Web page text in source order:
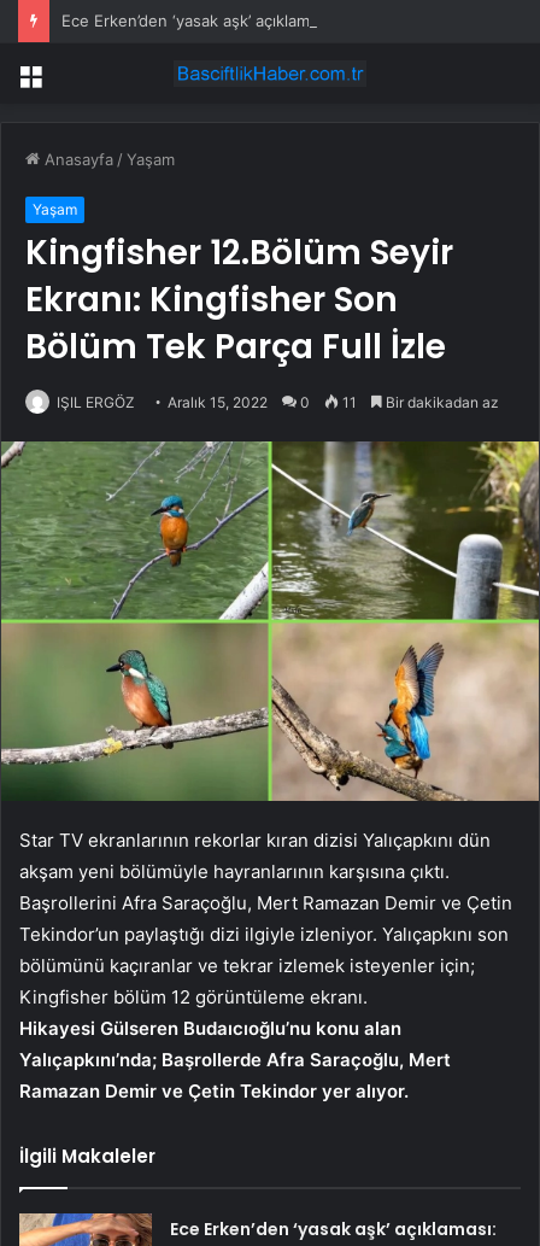
Menü
Anasayfa /Yaşam
Yaşam
Kingfisher 12.Bölüm Seyir
Ekranı: Kingfisher Son
Bölüm Tek Parça Full İzle
IŞIL ERGÖZ Aralık 15, 2022 0 11 Bir dakikadan az
Star TV ekranlarının rekorlar kıran dizisi Yalıçapkını dün
akşam yeni bölümüyle hayranlarının karşısına çıktı.
Başrollerini Afra Saraçoğlu, Mert Ramazan Demir ve Çetin
Tekindor’un paylaştığı dizi ilgiyle izleniyor. Yalıçapkını son
bölümünü kaçıranlar ve tekrar izlemek isteyenler için;
Kingfisher bölüm 12 görüntüleme ekranı.
Hikayesi Gülseren Budaıcıoğlu’nu konu alan
Yalıçapkını’nda; Başrollerde Afra Saraçoğlu, Mert
Ramazan Demir ve Çetin Tekindor yer alıyor.
İlgili Makaleler
Ece Erken’den ‘yasak aşk’ açıklaması: